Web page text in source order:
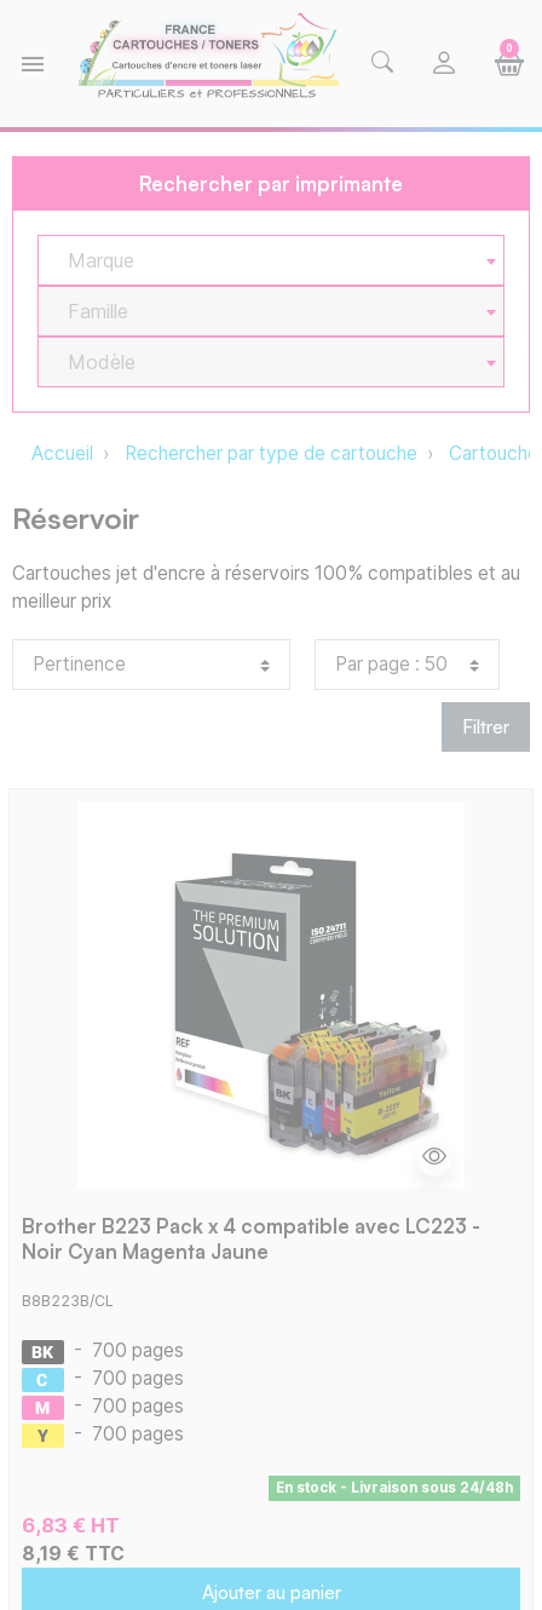
menu
0
Rechercher par imprimante
Marque
Famille
Modèle
Accueil Rechercher par type de cartouche
Réservoir
Cartouches jet d'encre à réservoirs 100% compatibles et au
meilleur prix
Filtrer
Brother B223 Pack x 4 compatible avec LC223 -
Noir Cyan Magenta Jaune
B8B223B/CL
- 700 pages
- 700 pages
- 700 pages
- 700 pages
En stock - Livraison sous 24/48h
6,83 € HT
8,19 € TTC
Ajouter au panier